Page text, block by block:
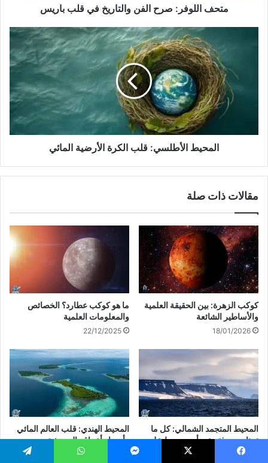
متحف اللوفر: صرح الفن والتاريخ في قلب باريس
المحيط الأطلسي: قلب الكرة الأرضية المائي
مقالات ذات صلة
كوكب الزهرة: بين الحقيقة العلمية
والأساطير الشائعة
18/01/2026
ما هو كوكب عطارد؟ الخصائص
والمعلومات العلمية
22/12/2025
المحيط المتجمد الشمالي: كل ما
تحتاج معرفته عن أبرد محيط على
وجه الأرض
المحيط الهندي: قلب العالم المائي
وأسرار أعماقه المدهشة
01/11/2025